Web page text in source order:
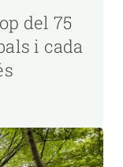
del 75
i cada